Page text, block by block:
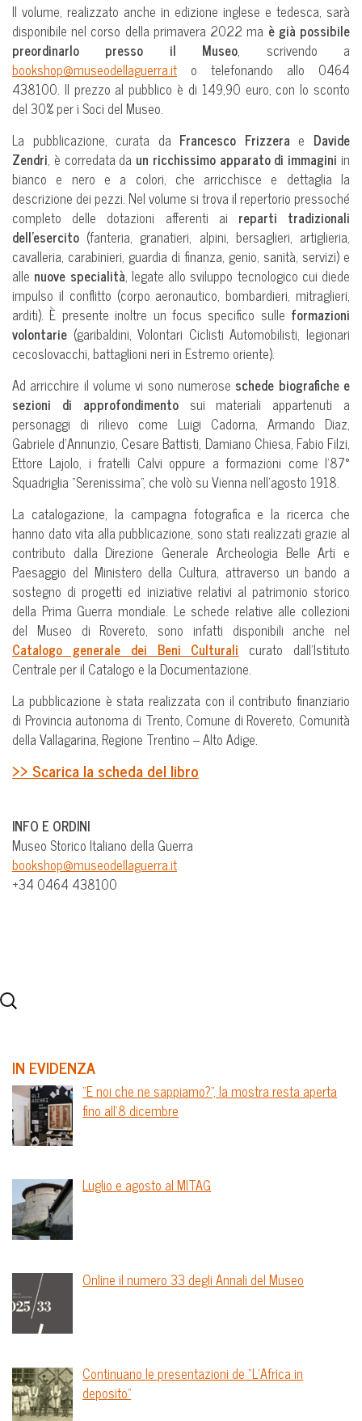
Il volume, realizzato anche in edizione inglese e tedesca, sarà
disponibile nel corso della primavera 2022 ma è già possibile
preordinarlo presso il Museo, scrivendo a
bookshop@museodellaguerra.it o telefonando allo 0464
438100. Il prezzo al pubblico è di 149,90 euro, con lo sconto
del 30% per i Soci del Museo.
La pubblicazione, curata da Francesco Frizzera e Davide
Zendri, è corredata da un ricchissimo apparato di immagini in
bianco e nero e a colori, che arricchisce e dettaglia la
descrizione dei pezzi. Nel volume si trova il repertorio pressoché
completo delle dotazioni afferenti ai reparti tradizionali
dell’esercito (fanteria, granatieri, alpini, bersaglieri, artiglieria,
cavalleria, carabinieri, guardia di finanza, genio, sanità, servizi) e
alle nuove specialità, legate allo sviluppo tecnologico cui diede
impulso il conflitto (corpo aeronautico, bombardieri, mitraglieri,
arditi). È presente inoltre un focus specifico sulle formazioni
volontarie (garibaldini, Volontari Ciclisti Automobilisti, legionari
cecoslovacchi, battaglioni neri in Estremo oriente).
Ad arricchire il volume vi sono numerose schede biografiche e
sezioni di approfondimentosui materiali appartenuti a
personaggi di rilievo come Luigi Cadorna, Armando Diaz,
Gabriele d’Annunzio, Cesare Battisti, Damiano Chiesa, Fabio Filzi,
Ettore Lajolo, i fratelli Calvi oppure a formazioni come l’87°
Squadriglia “Serenissima”, che volò su Vienna nell’agosto 1918.
La catalogazione, la campagna fotografica e la ricerca che
hanno dato vita alla pubblicazione, sono stati realizzati grazie al
contributo dalla Direzione Generale Archeologia Belle Arti e
Paesaggio del Ministero della Cultura, attraverso un bando a
sostegno di progetti ed iniziative relativi al patrimonio storico
della Prima Guerra mondiale. Le schede relative alle collezioni
del Museo di Rovereto, sono infatti disponibili anche nel
Catalogo generale dei Beni Culturali curato dall’Istituto
Centrale per il Catalogo e la Documentazione.
La pubblicazione è stata realizzata con il contributo finanziario
di Provincia autonoma di Trento, Comune di Rovereto, Comunità
della Vallagarina, Regione Trentino – Alto Adige.
>> Scarica la scheda del libro
INFO E ORDINI
Museo Storico Italiano della Guerra
bookshop@museodellaguerra.it
+34 0464 438100
IN EVIDENZA
“E noi che ne sappiamo?”, la mostra resta aperta
fino all’8 dicembre
Luglio e agosto al MITAG
Online il numero 33 degli Annali del Museo
Continuano le presentazioni de “L’Africa in
deposito”